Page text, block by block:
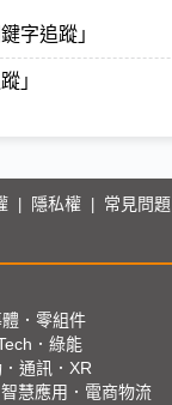
字追蹤」
」
隱私權 常見問題
．零組件
．綠能
通訊．XR
慧應用．電商物流